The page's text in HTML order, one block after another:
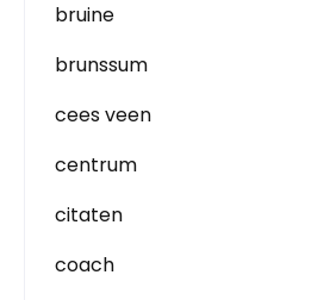
bruine
brunssum
cees veen
centrum
citaten
coach